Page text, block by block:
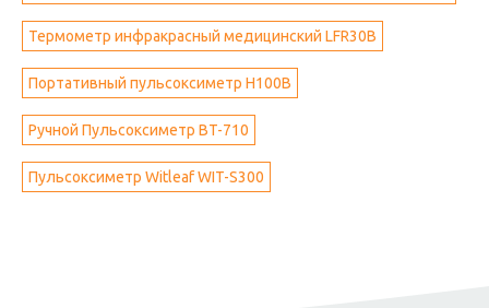
Термометр инфракрасный медицинский LFR30B
Портативный пульсоксиметр H100B
Ручной Пульсоксиметр BT-710
Пульсоксиметр Witleaf WIT-S300